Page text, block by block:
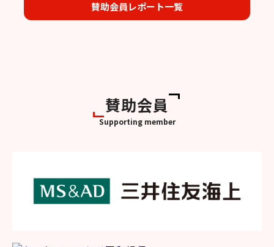
賛助会員レポート一覧
賛助会員
Supporting member